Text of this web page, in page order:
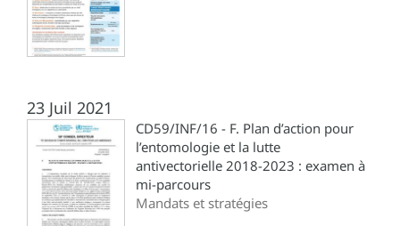
23 Juil 2021
CD59/INF/16 - F. Plan d’action pour
l’entomologie et la lutte
antivectorielle 2018-2023 : examen à
mi-parcours
Mandats et stratégies